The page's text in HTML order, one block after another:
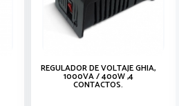
REGULADOR DE VOLTAJE GHIA,
1000VA / 400W ,4
CONTACTOS.